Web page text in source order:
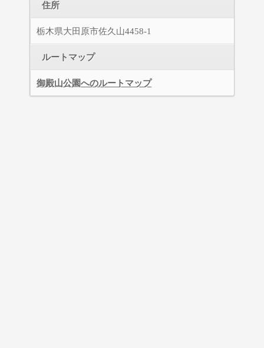
住所
栃木県大田原市佐久山4458-1
ルートマップ
御殿山公園へのルートマップ